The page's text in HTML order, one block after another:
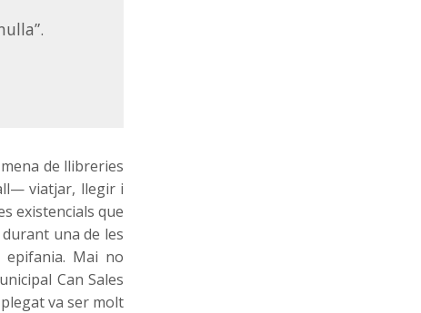
de llibreries
viatjar, llegir i
existencials que
una de les
epifania. Mai no
Can Sales
va ser molt